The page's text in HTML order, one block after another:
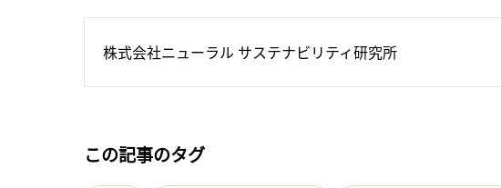
株式会社ニューラル サステナビリティ研究所
この記事のタグ